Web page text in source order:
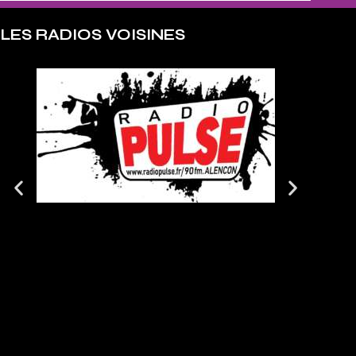
LES RADIOS VOISINES